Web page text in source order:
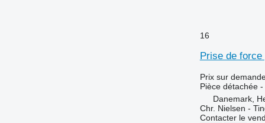
16
Prise de force
Prix sur
Pièce détachée
Danemark,
Chr. Nielsen -
Contacter le